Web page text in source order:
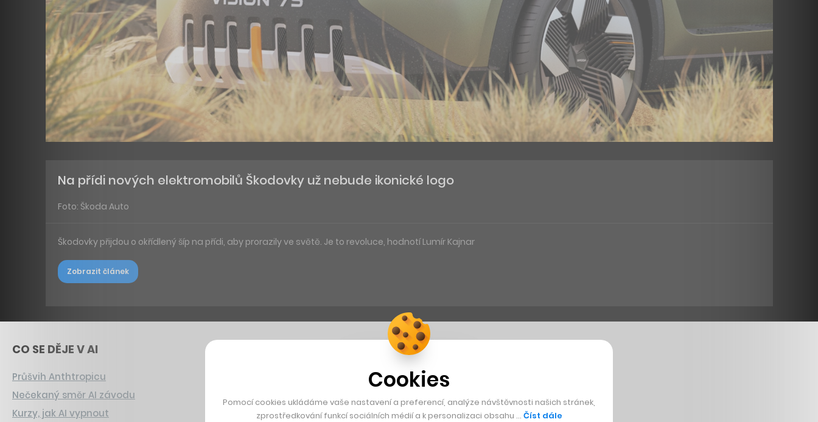
Na přídi nových elektromobilů Škodovky už nebude ikonické logo
Foto: Škoda Auto
Škodovky přijdou o okřídlený šíp na přídi, aby prorazily ve světě. Je to revoluce, hodnotí Lumír Kajnar
Zobrazit článek
CO SE DĚJE V AI
Průšvih Anthtropicu
Nečekaný směr AI závodu
Kurzy, jak AI vypnout
Cookies
Pomocí cookies ukládáme vaše nastavení a preferencí, analýze návštěvnosti našich stránek,
zprostředkování funkcí sociálních médií a k personalizaci obsahu … Číst dále